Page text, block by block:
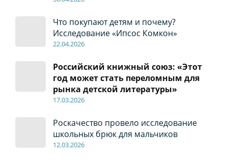
Что покупают детям и почему?
Исследование «Ипсос Комкон»
22.04.2026
Российский книжный союз: «Этот
год может стать переломным для
рынка детской литературы»
17.03.2026
Роскачество провело исследование
школьных брюк для мальчиков
12.03.2026